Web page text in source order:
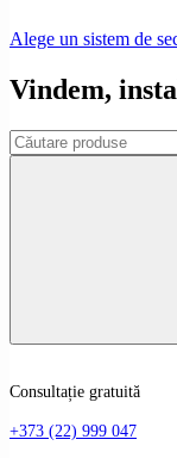
Alege un sistem de
Vindem,
Consultație gratuită
+373 (22) 999 047